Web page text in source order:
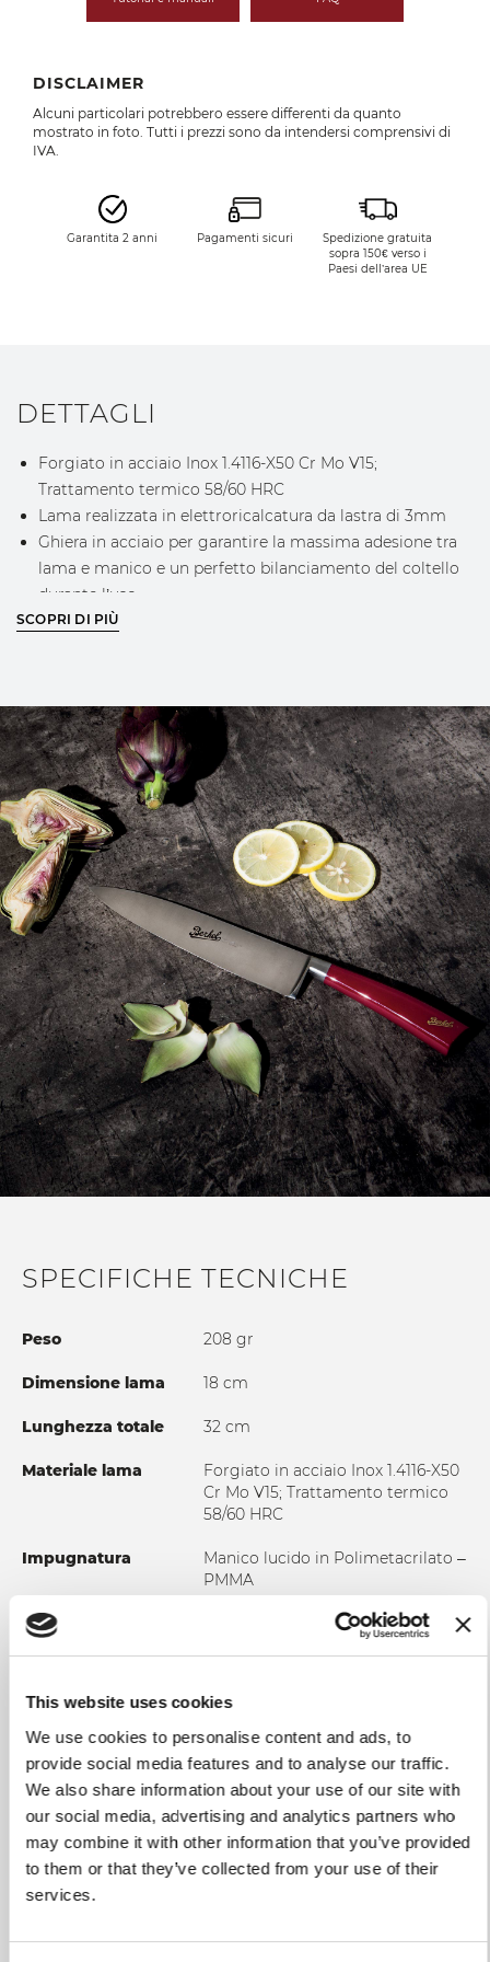
This website uses cookies
We use cookies to personalise content and ads, to
provide social media features and to analyse our traffic.
We also share information about your use of our site with
our social media, advertising and analytics partners who
may combine it with other information that you’ve provided
to them or that they’ve collected from your use of their
services.
DISCLAIMER
Alcuni particolari potrebbero essere differenti da quanto
mostrato in foto. Tutti i prezzi sono da intendersi comprensivi di
IVA.
Garantita 2 anni Pagamenti sicuri
Spedizione gratuita
sopra 150€ verso i
Paesi dell’area UE
DETTAGLI
Forgiato in acciaio Inox 1.4116-X50 Cr Mo V15;
Trattamento termico 58/60 HRC
Lama realizzata in elettroricalcatura da lastra di 3mm
Ghiera in acciaio per garantire la massima adesione tra
lama e manico e un perfetto bilanciamento del coltello
durante l’uso
Logo Berkel inciso sulla lama
APPROFONDISCI
SCOPRI DI PIÙ
SPECIFICHE TECNICHE
Peso 208 gr
Dimensione lama 18 cm
Lunghezza totale 32 cm
Materiale lama
Forgiato in acciaio Inox 1.4116-X50
Cr Mo V15; Trattamento termico
58/60 HRC
Impugnatura
Manico lucido in Polimetacrilato –
PMMA
Uso e manutenzione
Consigliamo vivamente un
lavaggio manuale in acqua calda
In ogni caso si suggerisce di
asciugare il coltello dopo ogni
lavaggio. Non utilizzare tessuti o
AGGIUNGI AL CONFRONTO